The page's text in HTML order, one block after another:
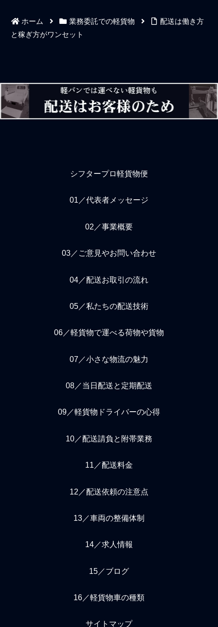
ップ型により現場側で改善
レベルのことしかできな
い。会社や事業は生き物故
は少数しかおらず公務員的
な仕事っぷりをする事勿れ
主義のバイト連中が多い。
最悪なケースだと物流現場
イバーの立場では生き抜く
どこかしらの社員ドライバ
ーとなっても拘束感と配送
仕事特有の奴隷感がハンパ
ないでしょう。人より稼げ
ホーム 業務委託での軽貨物
配送は働き方
と稼ぎ方がワンセット
シフタープロ軽貨物便
01／代表者メッセージ
02／事業概要
03／ご意見やお問い合わせ
04／配送お取引の流れ
05／私たちの配送技術
06／軽貨物で運べる荷物や貨物
07／小さな物流の魅力
08／当日配送と定期配送
09／軽貨物ドライバーの心得
10／配送請負と附帯業務
11／配送料金
12／配送依頼の注意点
13／車両の整備体制
14／求人情報
15／ブログ
16／軽貨物車の種類
サイトマップ